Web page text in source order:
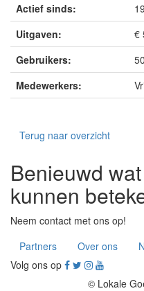
Actief sinds:
Uitgaven:
€
Gebruikers:
Medewerkers:
Terug naar overzicht
Benieuwd
kunnen
Neem contact met ons op!
Partners
Over ons
Volg ons op
© Lokale